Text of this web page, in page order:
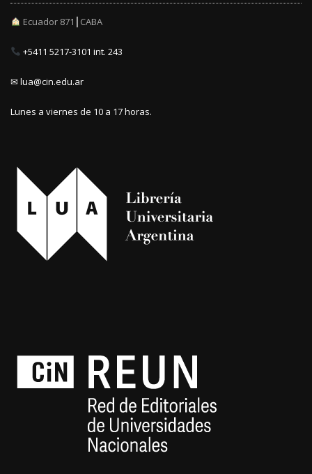
Ecuador 871┃CABA
+5411 5217-3101 int. 243
✉ lua@cin.edu.ar
Lunes a viernes de 10 a 17 horas.